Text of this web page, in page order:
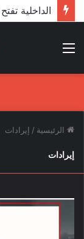
الرئيسية / إيرادات
إيرادات